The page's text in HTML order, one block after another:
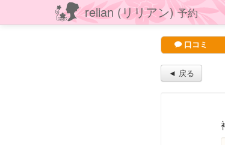
relian (リリアン)予約
口コミ
◄ 戻る